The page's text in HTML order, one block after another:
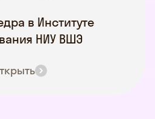
в Институте
НИУ ВШЭ